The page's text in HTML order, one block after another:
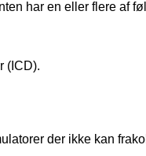
har en eller flere af
(ICD).
der ikke kan